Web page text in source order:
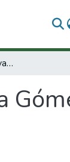
Intervención del Doctor Ivan Marulanda Gómez Senador de La República